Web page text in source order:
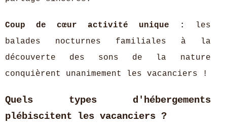
Coup de cœur activité unique :
les
balades nocturnes familiales à la
découverte des sons de la nature
conquièrent unanimement les vacanciers !
Quels types d'hébergements
plébiscitent les vacanciers ?